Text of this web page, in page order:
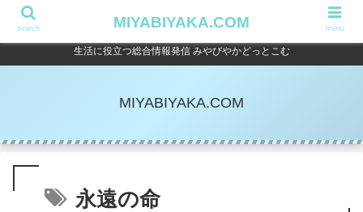
生活に役立つ総合情報発信 みやびやかどっとこむ
MIYABIYAKA.COM
永遠の命
search MIYABIYAKA.COM menu